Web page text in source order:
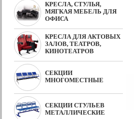
КРЕСЛА, СТУЛЬЯ,
МЯГКАЯ МЕБЕЛЬ ДЛЯ
ОФИСА
КРЕСЛА ДЛЯ АКТОВЫХ
ЗАЛОВ, ТЕАТРОВ,
КИНОТЕАТРОВ
СЕКЦИИ
МНОГОМЕСТНЫЕ
СЕКЦИИ СТУЛЬЕВ
МЕТАЛЛИЧЕСКИЕ